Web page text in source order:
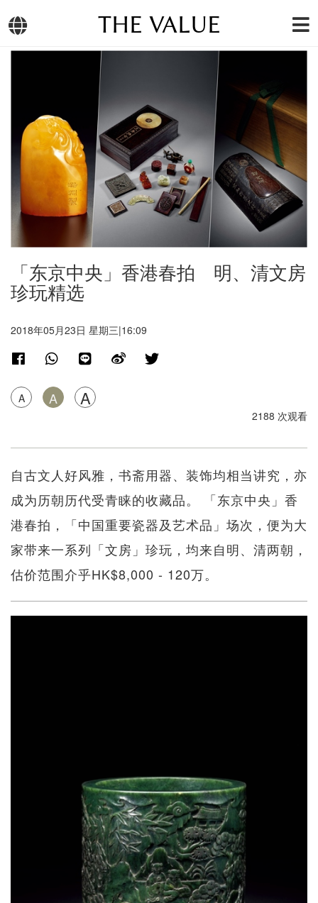
THE VALUE
「东京中央」香港春拍 明、清文房
珍玩精选
2018年05月23日 星期三|16:09
A A A
2188 次观看
自古文人好风雅，书斋用器、装饰均相当讲究，亦
成为历朝历代受青睐的收藏品。 「东京中央」香
港春拍，「中国重要瓷器及艺术品」场次，便为大
家带来一系列「文房」珍玩，均来自明、清两朝，
估价范围介乎HK$8,000 - 120万。